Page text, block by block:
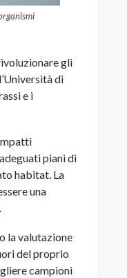
gli
di
e i
piani di
habitat. La
una
la valutazione
del proprio
campioni